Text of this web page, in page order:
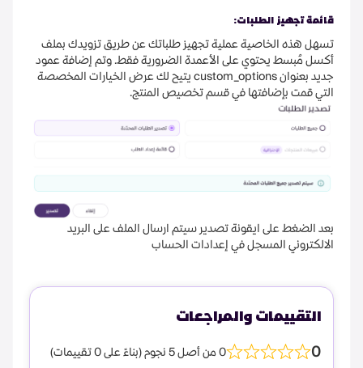
قائمة تجهيز الطلبات:
تسهل هذه الخاصية عملية تجهيز طلباتك عن طريق تزويدك بملف
أكسل مُبسط يحتوي على الأعمدة الضرورية فقط. وتم إضافة عمود
جديد بعنوان custom_options يتيح لك عرض الخيارات المخصصة
التي قمت بإضافتها في قسم تخصيص المنتج.
بعد الضغط على ايقونة تصدير سيتم ارسال الملف على البريد
الالكتروني المسجل في إعدادات الحساب
التقييمات والمراجعات
0 0 من أصل 5 نجوم (بناءً على 0 تقييمات)